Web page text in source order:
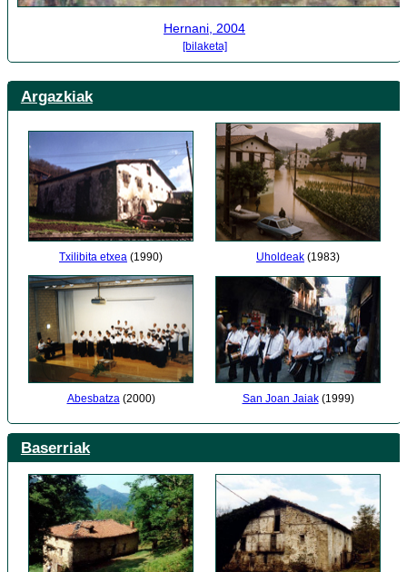
Hernani, 2004
[bilaketa]
Argazkiak
Txilibita etxea (1990) Uholdeak (1983)
Abesbatza(2000) San Joan Jaiak(1999)
Baserriak